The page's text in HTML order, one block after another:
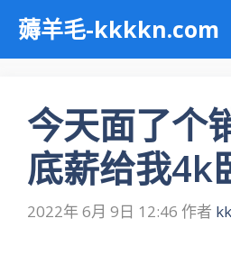
内
薅羊毛-kkkkn.com
今天面了个
底薪给我4k
2022年 6月 9日 12:46 作者